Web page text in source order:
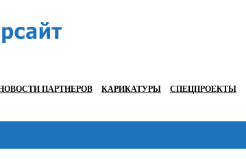
ПАРТНЕРОВ КАРИКАТУРЫ СПЕЦПРОЕКТЫ